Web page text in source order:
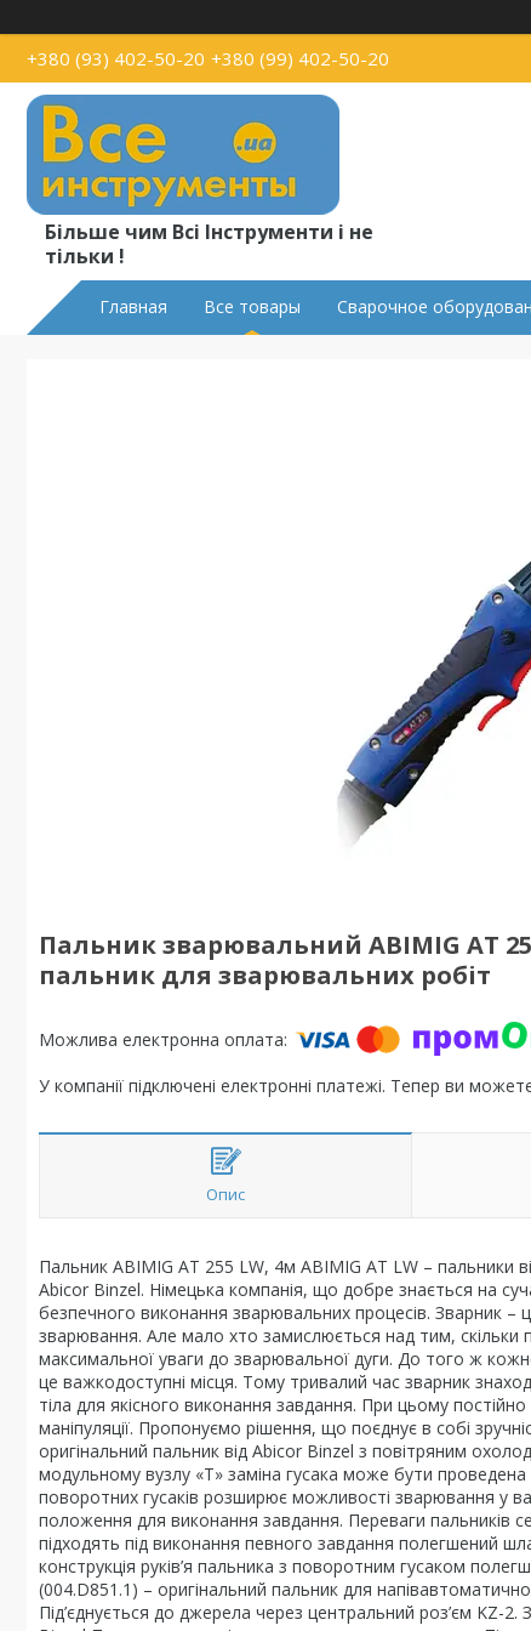
+380 (93) 402-50-20 +380 (99) 402-50-20
Більше чим Всі Інструменти і не
тільки !
Главная Все товары Сварочное
Пальник зварювальний ABIMIG AT
пальник для зварювальних робіт
У компанії підключені електронні платежі. Тепер ви
Опис
Пальник ABIMIG AT 255 LW, 4м ABIMIG AT LW – пальники
Abicor Binzel. Німецька компанія, що добре знається на
безпечного виконання зварювальних процесів. Зварник –
зварювання. Але мало хто замислюється над тим,
максимальної уваги до зварювальної дуги. До того ж
це важкодоступні місця. Тому тривалий час зварник
тіла для якісного виконання завдання. При цьому
маніпуляції. Пропонуємо рішення, що поєднує в собі
оригінальний пальник від Abicor Binzel з повітряним
модульному вузлу «Т» заміна гусака може бути
поворотних гусаків розширює можливості зварювання у
положення для виконання завдання. Переваги пальників
підходять під виконання певного завдання полегшений
конструкція руків’я пальника з поворотним гусаком
(004.D851.1) – оригінальний пальник для
Під’єднується до джерела через центральний роз’єм KZ-